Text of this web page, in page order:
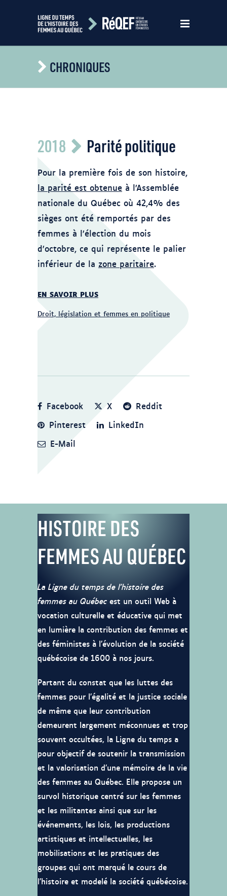
CHRONIQUES
2012. Commission de la capitale
national du Québec
2018 Parité politique
Pour la première fois de son histoire,
la parité est obtenue à l’Assemblée
nationale du Québec où 42,4% des
sièges ont été remportés par des
femmes à l’élection du mois
d’octobre, ce qui représente le palier
inférieur de la zone paritaire.
EN SAVOIR PLUS
Droit, législation et femmes en politique
Facebook X
Reddit
Pinterest
LinkedIn
E-Mail
HISTOIRE DES
FEMMES AU QUÉBEC
La Ligne du temps de l’histoire des
femmes au Québec est un outil Web à
vocation culturelle et éducative qui met
en lumière la contribution des femmes et
des féministes à l’évolution de la société
québécoise de 1600 à nos jours.
Partant du constat que les luttes des
femmes pour l’égalité et la justice sociale
de même que leur contribution
demeurent largement méconnues et trop
souvent occultées, la Ligne du temps a
pour objectif de soutenir la transmission
et la valorisation d’une mémoire de la vie
des femmes au Québec. Elle propose un
survol historique centré sur les femmes
et les militantes ainsi que sur les
événements, les lois, les productions
artistiques et intellectuelles, les
mobilisations et les pratiques des
groupes qui ont marqué le cours de
l’histoire et modelé la société québécoise.